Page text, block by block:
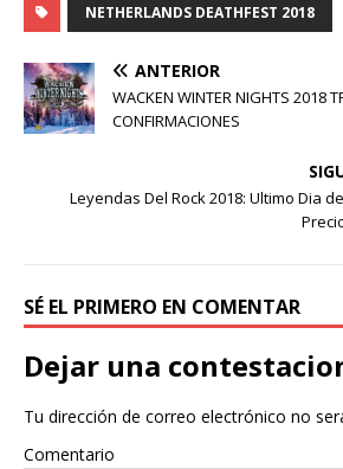
NETHERLANDS DEATHFEST 2018
ANTERIOR
WACKEN WINTER NIGHTS 2018
CONFIRMACIONES
Leyendas Del Rock 2018: Ultimo Dia
SÉ EL PRIMERO EN COMENTAR
Dejar una
Tu dirección de correo electrónico no
Comentario